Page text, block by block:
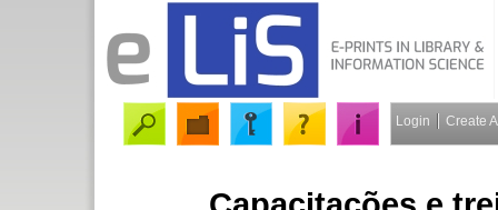
Login Create